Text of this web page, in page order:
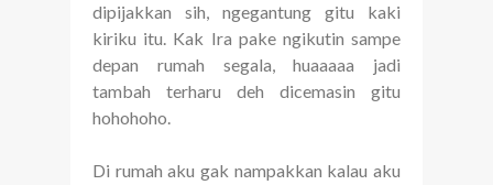
dipijakkan sih, ngegantung gitu kaki
kiriku itu. Kak Ira pake ngikutin sampe
depan rumah segala, huaaaaa jadi
tambah terharu deh dicemasin gitu
hohohoho.
Di rumah aku gak nampakkan kalau aku